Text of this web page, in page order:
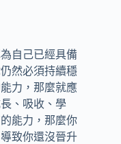
自己已經具備
然必須持續穩
力，那麼就應
、吸收、學
能力，那麼你
致你還沒晉升